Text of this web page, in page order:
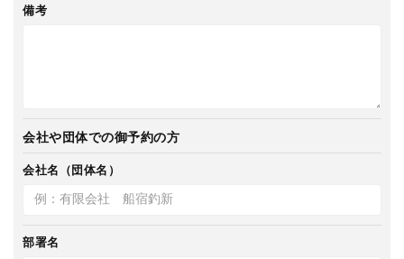
備考
会社や団体での御予約の方
会社名（団体名）
部署名